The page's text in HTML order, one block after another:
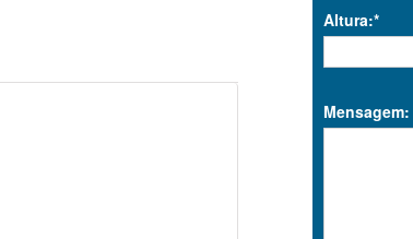
Altura:*
Mensagem: